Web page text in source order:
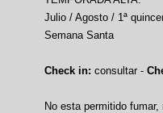
Julio / Agosto / 1ª
Semana Santa
Check in: consultar -
No esta permitido